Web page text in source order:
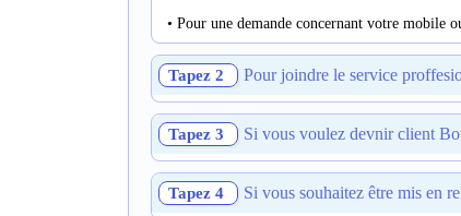
• Pour une demande concernant votre mobile
Tapez 2 Pour joindre le service
Tapez 3 Si vous voulez devnir client
Tapez 4 Si vous souhaitez être mis en